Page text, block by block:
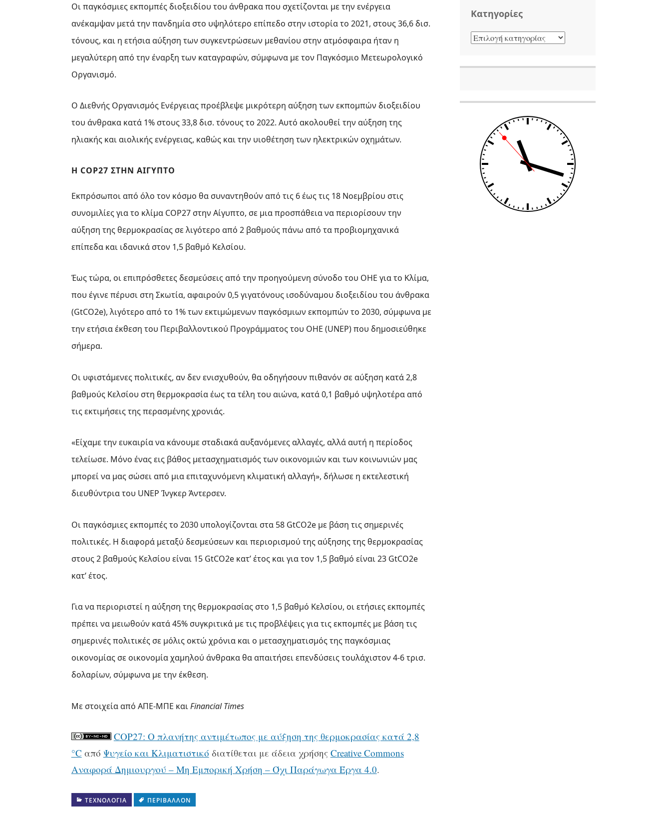
Οι παγκόσμιες εκπομπές διοξειδίου του άνθρακα που σχετίζονται με την ενέργεια
ανέκαμψαν μετά την πανδημία στο υψηλότερο επίπεδο στην ιστορία το 2021, στους 36,6 δισ.
τόνους, και η ετήσια αύξηση των συγκεντρώσεων μεθανίου στην ατμόσφαιρα ήταν η
μεγαλύτερη από την έναρξη των καταγραφών, σύμφωνα με τον Παγκόσμιο Μετεωρολογικό
Οργανισμό.
Ο Διεθνής Οργανισμός Ενέργειας προέβλεψε μικρότερη αύξηση των εκπομπών διοξειδίου
του άνθρακα κατά 1% στους 33,8 δισ. τόνους το 2022. Αυτό ακολουθεί την αύξηση της
ηλιακής και αιολικής ενέργειας, καθώς και την υιοθέτηση των ηλεκτρικών οχημάτων.
Η COP27 ΣΤΗΝ ΑΊΓΥΠΤΟ
Εκπρόσωποι από όλο τον κόσμο θα συναντηθούν από τις 6 έως τις 18 Νοεμβρίου στις
συνομιλίες για το κλίμα COP27 στην Αίγυπτο, σε μια προσπάθεια να περιορίσουν την
αύξηση της θερμοκρασίας σε λιγότερο από 2 βαθμούς πάνω από τα προβιομηχανικά
επίπεδα και ιδανικά στον 1,5 βαθμό Κελσίου.
Έως τώρα, οι επιπρόσθετες δεσμεύσεις από την προηγούμενη σύνοδο του ΟΗΕ για το Κλίμα,
που έγινε πέρυσι στη Σκωτία, αφαιρούν 0,5 γιγατόνους ισοδύναμου διοξειδίου του άνθρακα
(GtCO2e), λιγότερο από το 1% των εκτιμώμενων παγκόσμιων εκπομπών το 2030, σύμφωνα με
την ετήσια έκθεση του Περιβαλλοντικού Προγράμματος του ΟΗΕ (UNEP) που δημοσιεύθηκε
σήμερα.
Οι υφιστάμενες πολιτικές, αν δεν ενισχυθούν, θα οδηγήσουν πιθανόν σε αύξηση κατά 2,8
βαθμούς Κελσίου στη θερμοκρασία έως τα τέλη του αιώνα, κατά 0,1 βαθμό υψηλοτέρα από
τις εκτιμήσεις της περασμένης χρονιάς.
«Είχαμε την ευκαιρία να κάνουμε σταδιακά αυξανόμενες αλλαγές, αλλά αυτή η περίοδος
τελείωσε. Μόνο ένας εις βάθος μετασχηματισμός των οικονομιών και των κοινωνιών μας
μπορεί να μας σώσει από μια επιταχυνόμενη κλιματική αλλαγή», δήλωσε η εκτελεστική
διευθύντρια του UNEP Ίνγκερ Άντερσεν.
Οι παγκόσμιες εκπομπές το 2030 υπολογίζονται στα 58 GtCO2e με βάση τις σημερινές
πολιτικές. Η διαφορά μεταξύ δεσμεύσεων και περιορισμού της αύξησης της θερμοκρασίας
στους 2 βαθμούς Κελσίου είναι 15 GtCO2e κατ’ έτος και για τον 1,5 βαθμό είναι 23 GtCO2e
κατ’ έτος.
Για να περιοριστεί η αύξηση της θερμοκρασίας στο 1,5 βαθμό Κελσίου, οι ετήσιες εκπομπές
πρέπει να μειωθούν κατά 45% συγκριτικά με τις προβλέψεις για τις εκπομπές με βάση τις
σημερινές πολιτικές σε μόλις οκτώ χρόνια και ο μετασχηματισμός της παγκόσμιας
οικονομίας σε οικονομία χαμηλού άνθρακα θα απαιτήσει επενδύσεις τουλάχιστον 4-6 τρισ.
δολαρίων, σύμφωνα με την έκθεση.
Με στοιχεία από ΑΠΕ-ΜΠΕ καιFinancial Times
COP27: Ο πλανήτης αντιμέτωπος με αύξηση της θερμοκρασίας κατά 2,8
°C από Ψυγείο και Κλιματιστικό διατίθεται με άδεια χρήσης Creative Commons
Αναφορά Δημιουργού – Μη Εμπορική Χρήση – Όχι Παράγωγα Έργα 4.0.
ΤΕΧΝΟΛΟΓΊΑ ΠΕΡΙΒΆΛΛΟΝ
Kατηγορίες
KΑΤΗΓΟΡΊΕΣ